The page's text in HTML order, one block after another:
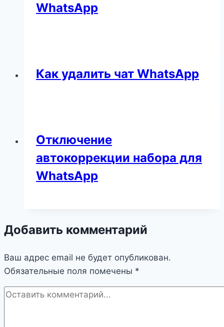
WhatsApp
Как удалить чат WhatsApp
Отключение
автокоррекции набора для
WhatsApp
Добавить комментарий
Ваш адрес email не будет опубликован.
Обязательные поля помечены *